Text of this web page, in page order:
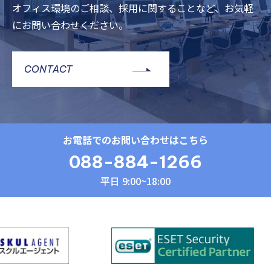
オフィス環境のご相談、採用に関することなど、お気軽
にお問い合わせください。
CONTACT
お電話でのお問い合わせはこちら
088-884-1266
平日 9:00~18:00